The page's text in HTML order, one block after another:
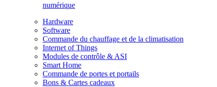
numérique
Hardware
Software
Commande du chauffage et de la climatisation
Internet of Things
Modules de contrôle & ASI
Smart Home
Commande de portes et portails
Bons & Cartes cadeaux